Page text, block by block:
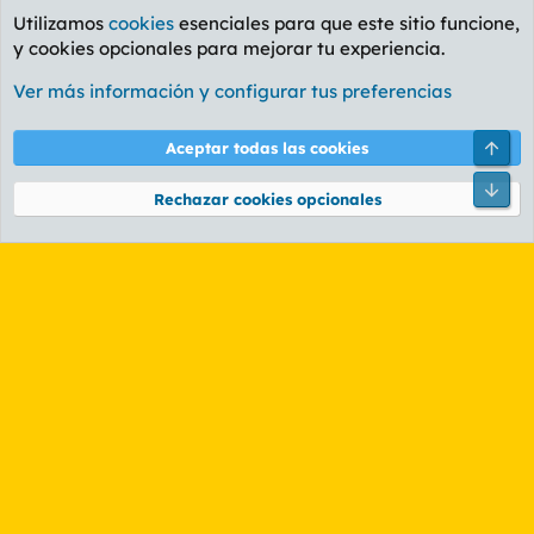
Foro General
Cookies
PL OLDSTYLE AMARILLO
Términos y reglas Política de privacidad Ayuda
Community platform by XenForo® © 2010-2026 XenForo Ltd.
Utilizamos cookies esenciales para que este sitio funcione,
y cookies opcionales para mejorar tu experiencia.
Ver más información y configurar tus preferencias
Aceptar todas las cookies
Rechazar cookies opcionales
Pie